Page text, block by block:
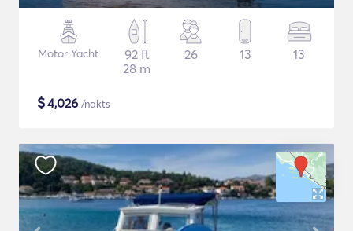
Motor Yacht
92 ft
28 m
26 13 13
$4,026 /nakts